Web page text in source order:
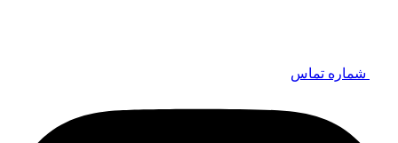
شماره تماس